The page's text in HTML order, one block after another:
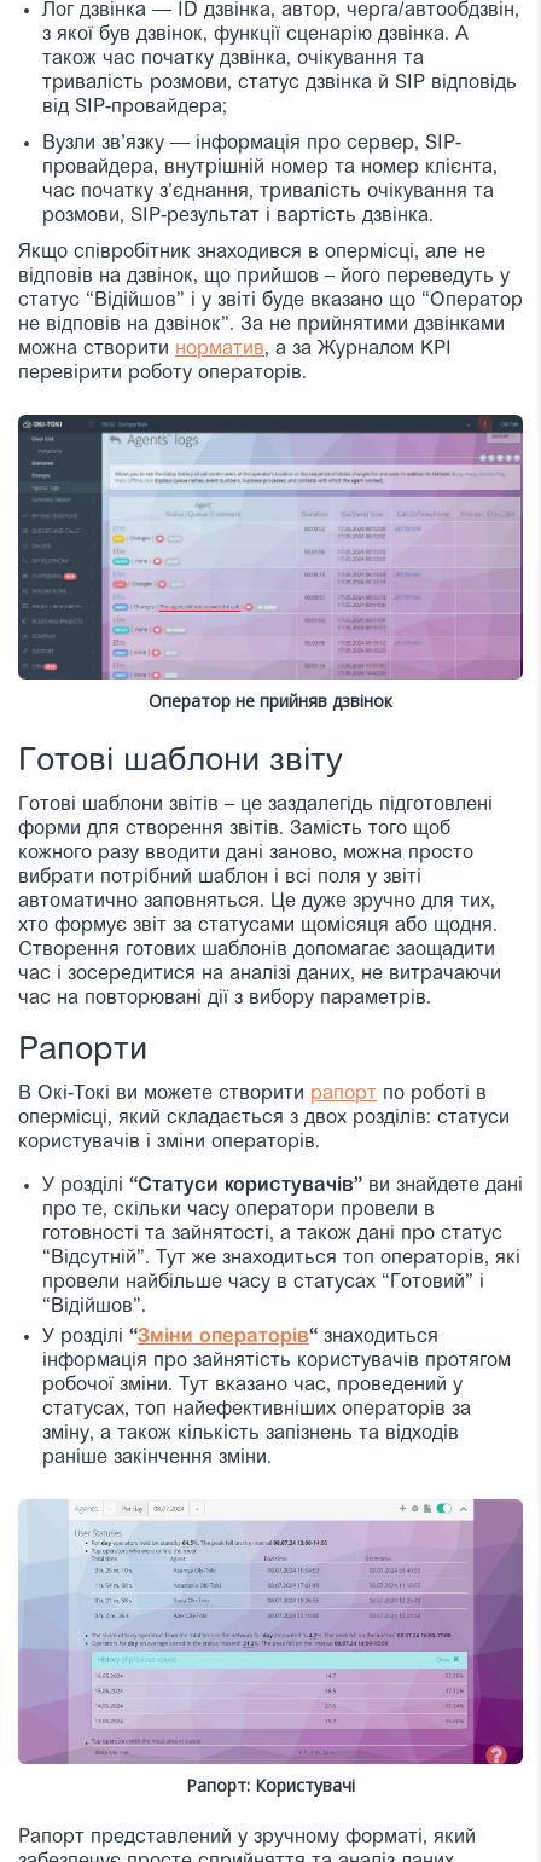
Лог дзвінка — ID дзвінка, автор, черга/автообдзвiн,
з якої був дзвінок, функції сценарію дзвінка. А
також час початку дзвінка, очікування та
тривалість розмови, статус дзвінка й SIP відповідь
від SIP-провайдера;
Вузли зв’язку — інформація про сервер, SIP-
провайдера, внутрішній номер та номер клієнта,
час початку з’єднання, тривалість очікування та
розмови, SIP-результат і вартість дзвінка.
Якщо співробітник знаходився в опермісці, але не
відповів на дзвінок, що прийшов – його переведуть у
статус “Відійшов” і у звіті буде вказано що “Оператор
не відповів на дзвінок”. За не прийнятими дзвінками
можна створити норматив, а за Журналом KPI
перевірити роботу операторів.
Оператор не прийняв дзвінок
Готові шаблони звіту
Готові шаблони звітів – це заздалегідь підготовлені
форми для створення звітів. Замість того щоб
кожного разу вводити дані заново, можна просто
вибрати потрібний шаблон і всі поля у звіті
автоматично заповняться. Це дуже зручно для тих,
хто формує звіт за статусами щомісяця або щодня.
Створення готових шаблонів допомагає заощадити
час і зосередитися на аналізі даних, не витрачаючи
час на повторювані дії з вибору параметрів.
Рапорти
В Окі-Токі ви можете створити рапорт по роботі в
опермісці, який складається з двох розділів: статуси
користувачів і зміни операторів.
У розділі “Статуси користувачів” ви знайдете дані
про те, скільки часу оператори провели в
готовності та зайнятості, а також дані про статус
“Відсутній”. Тут же знаходиться топ операторів, які
провели найбільше часу в статусах “Готовий” і
“Відійшов”.
У розділі “Зміни операторів“ знаходиться
інформація про зайнятість користувачів протягом
робочої зміни. Тут вказано час, проведений у
статусах, топ найефективніших операторів за
зміну, а також кількість запізнень та відходів
раніше закінчення зміни.
Рапорт: Користувачі
Рапорт представлений у зручному форматі, який